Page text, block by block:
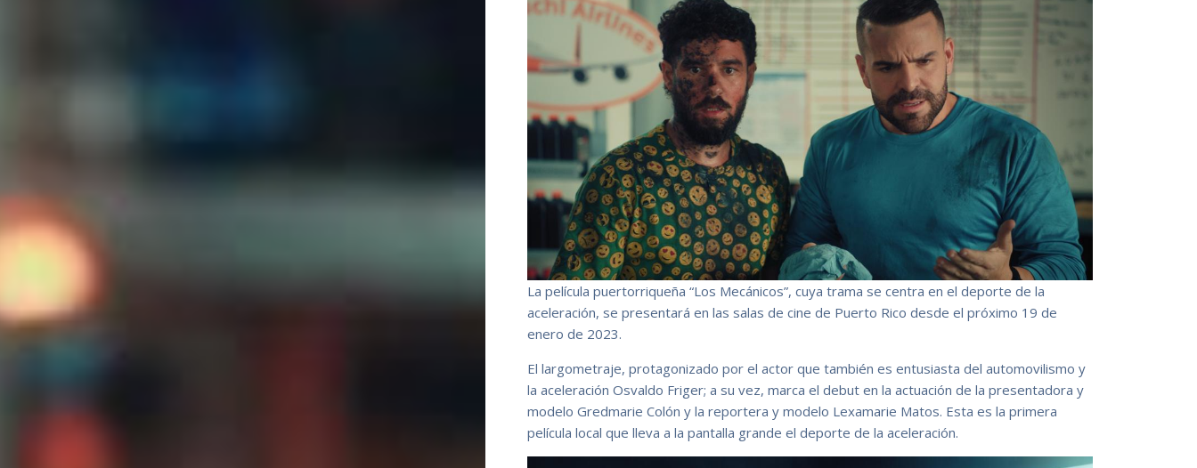
La película puertorriqueña “Los Mecánicos”, cuya trama se centra en el deporte de la
aceleración, se presentará en las salas de cine de Puerto Rico desde el próximo 19 de
enero de 2023.
El largometraje, protagonizado por el actor que también es entusiasta del automovilismo y
la aceleración Osvaldo Friger; a su vez, marca el debut en la actuación de la presentadora y
modelo Gredmarie Colón y la reportera y modelo Lexamarie Matos. Esta es la primera
película local que lleva a la pantalla grande el deporte de la aceleración.